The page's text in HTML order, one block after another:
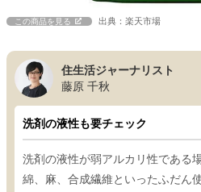
この商品を見る 出典：楽天市場
住生活ジャーナリスト
藤原 千秋
洗剤の液性も要チェック
洗剤の液性が弱アルカリ性である
綿、麻、合成繊維といったふだん